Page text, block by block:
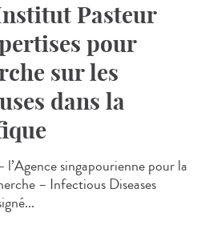
Pasteur
pour
sur les
dans la
singapourienne pour la
– Infectious Diseases